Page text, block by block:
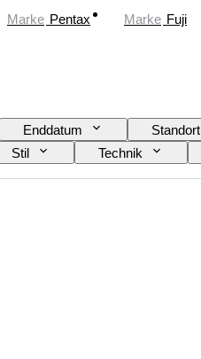
Marke Pentax Marke Fuji
Enddatum Standort
Stil Technik
Art von Fernglas